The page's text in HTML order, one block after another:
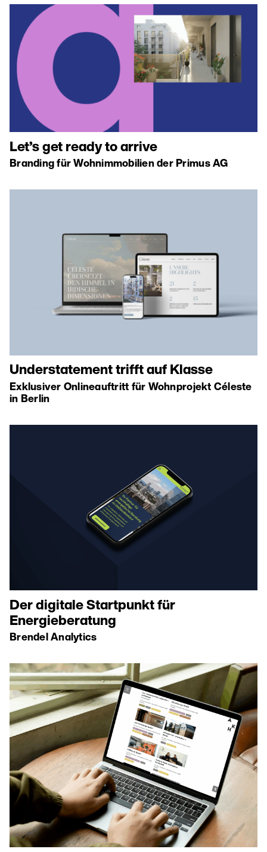
Let’s get ready to arrive
Branding für Wohnimmobilien der Primus AG
Understatement trifft auf Klasse
Exklusiver Onlineauftritt für Wohnprojekt Céleste
in Berlin
Der digitale Startpunkt für
Energieberatung
Brendel Analytics